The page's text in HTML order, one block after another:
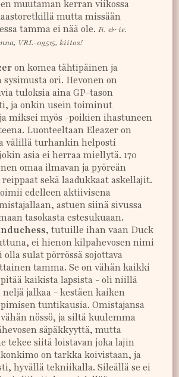
muutaman kerran viikossa
mutta missään
tamma ei nää ole.Ii. & ie.
VRL-03515, kiitos!
on komea tähtipäinen ja
ori. Hevonen on
tuloksia aina GP-tason
ja onkin usein toiminut
miksei myös -poikien ihastuneen
Luonteeltaan Eleazer on
välillä turhankin helposti
asia ei herraa miellytä. 170
omaa ilmavan ja pyöreän
sekä laadukkaat askellajit.
edelleen aktiivisena
astuen siinä sivussa
tasokasta estesukuaan.
, tutuille ihan vaan Duck
ei hienon kilpahevosen nimi
olla sulat pörrössä sojottava
tamma. Se on vähän kaikki
kaikista lapsista - oli niillä
jalkaa - kestäen kaiken
tuntikausia. Omistajansa
nössö, ja siltä kuulemma
säpäkkyyttä, mutta
tekee siitä loistavan joka lajin
on tarkka koivistaan, ja
hyvällä tekniikalla. Sileällä se ei